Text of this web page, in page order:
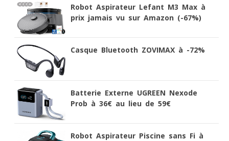
Robot Aspirateur Lefant M3 Max à
prix jamais vu sur Amazon (-67%)
Casque Bluetooth ZOVIMAX à -72%
Batterie Externe UGREEN Nexode
Prob à 36€ au lieu de 59€
Robot Aspirateur Piscine sans Fi à